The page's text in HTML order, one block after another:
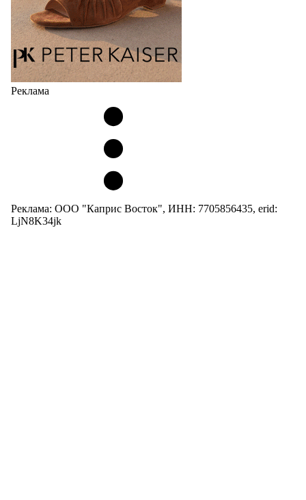
Реклама
Реклама: ООО "Каприс Восток", ИНН: 7705856435, erid:
LjN8K34jk